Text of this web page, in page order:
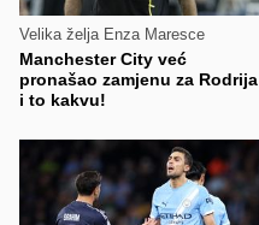
Velika želja Enza Maresce
Manchester City već
pronašao zamjenu za Rodrija
i to kakvu!